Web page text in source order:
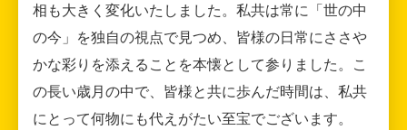
相も大きく変化いたしました。私共は常に「世の中
の今」を独自の視点で見つめ、皆様の日常にささや
かな彩りを添えることを本懐として参りました。こ
の長い歳月の中で、皆様と共に歩んだ時間は、私共
にとって何物にも代えがたい至宝でございます。